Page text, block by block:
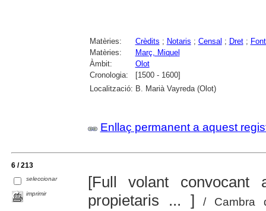
Matèries: Crèdits ; Notaris ; Censal ; Dret;
Matèries:
Març, Miquel
Àmbit:
Olot
Cronologia:
[1500 - 1600]
Localització: B. Marià Vayreda (Olot)
Enllaç permanent a aquest
6 / 213
seleccionar
imprimir
[Full volant convocant
propietaris ... ] / Cambra